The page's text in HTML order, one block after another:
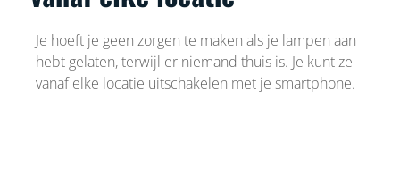
Je hoeft je geen zorgen te maken als je lampen aan
hebt gelaten, terwijl er niemand thuis is. Je kunt ze
vanaf elke locatie uitschakelen met je smartphone.